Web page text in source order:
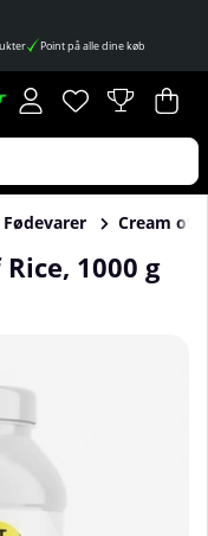
Point på alle dine køb
Ønskeliste
Antal på
. .
Fødevarer Cream of
1000 g
Rice, 1000 g